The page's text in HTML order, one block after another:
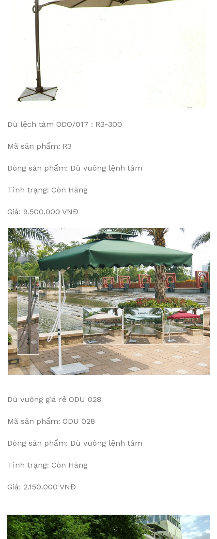
Dù lệch tâm ODO/017 : R3-300
Mã sản phẩm: R3
Dòng sản phẩm: Dù vuông lệnh tâm
Tình trạng: Còn Hàng
Giá: 9.500.000 VNĐ
Dù vuông giá rẻ ODU 028
Mã sản phẩm: ODU 028
Dòng sản phẩm: Dù vuông lệnh tâm
Tình trạng: Còn Hàng
Giá: 2.150.000 VNĐ